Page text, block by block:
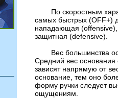
По скоростным
самых быстрых (OFF+)
нападающая (offensive),
защитная (defensive).
Вес большинства
Средний вес основания
зависят напрямую от
основание, тем оно
форму ручки следует
ощущениям.